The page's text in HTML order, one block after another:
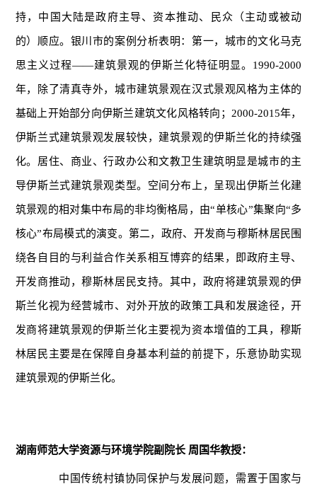
持，中国大陆是政府主导、资本推动、民众（主动或被动
的）顺应。银川市的案例分析表明：第一，城市的文化马克
思主义过程——建筑景观的伊斯兰化特征明显。1990-2000
年，除了清真寺外，城市建筑景观在汉式景观风格为主体的
基础上开始部分向伊斯兰建筑文化风格转向；2000-2015年，
伊斯兰式建筑景观发展较快，建筑景观的伊斯兰化的持续强
化。居住、商业、行政办公和文教卫生建筑明显是城市的主
导伊斯兰式建筑景观类型。空间分布上，呈现出伊斯兰化建
筑景观的相对集中布局的非均衡格局，由“单核心”集聚向“多
核心”布局模式的演变。第二，政府、开发商与穆斯林居民围
绕各自目的与利益合作关系相互博弈的结果，即政府主导、
开发商推动，穆斯林居民支持。其中，政府将建筑景观的伊
斯兰化视为经营城市、对外开放的政策工具和发展途径，开
发商将建筑景观的伊斯兰化主要视为资本增值的工具，穆斯
林居民主要是在保障自身基本利益的前提下，乐意协助实现
建筑景观的伊斯兰化。
湖南师范大学资源与环境学院副院长 周国华教授：
中国传统村镇协同保护与发展问题，需置于国家与